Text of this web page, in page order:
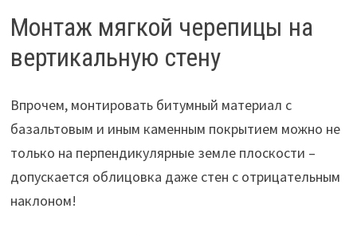
Монтаж мягкой черепицы на
вертикальную стену
Впрочем, монтировать битумный материал с
базальтовым и иным каменным покрытием можно не
только на перпендикулярные земле плоскости –
допускается облицовка даже стен с отрицательным
наклоном!